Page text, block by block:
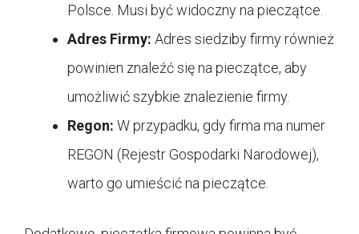
Polsce. Musi być widoczny na pieczątce.
Adres Firmy: Adres siedziby firmy również
powinien znaleźć się na pieczątce, aby
umożliwić szybkie znalezienie firmy.
Regon: W przypadku, gdy firma ma numer
REGON (Rejestr Gospodarki Narodowej),
warto go umieścić na pieczątce.